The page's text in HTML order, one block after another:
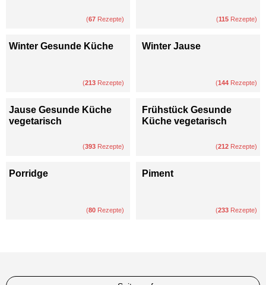
(67 Rezepte) (115 Rezepte)
Winter Gesunde Küche
(213 Rezepte)
Winter Jause
(144 Rezepte)
Jause Gesunde Küche
vegetarisch
(393 Rezepte)
Frühstück Gesunde
Küche vegetarisch
(212 Rezepte)
Porridge
(80 Rezepte)
Piment
(233 Rezepte)